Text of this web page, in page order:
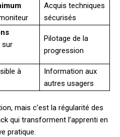
Acquis techniques
sécurisés
sur
Pilotage de la
progression
à
Information aux
autres usagers
mais c’est la régularité des
qui transforment l’apprenti en
pratique.